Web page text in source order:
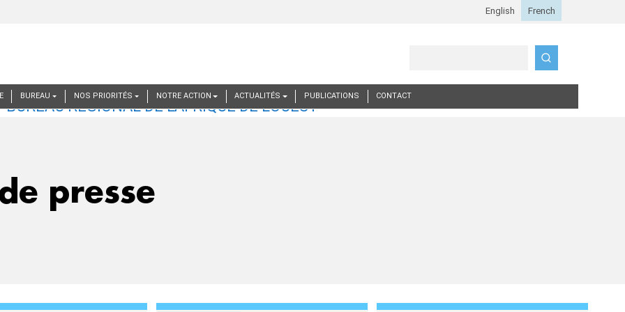
BUREAU NOS PRIORITÉS NOTRE ACTION ACTUALITÉS PUBLICATIONS CONTACT
presse